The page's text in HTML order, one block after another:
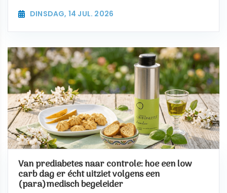
DINSDAG, 14 JUL. 2026
Van prediabetes naar controle: hoe een low
carb dag er écht uitziet volgens een
(para)medisch begeleider